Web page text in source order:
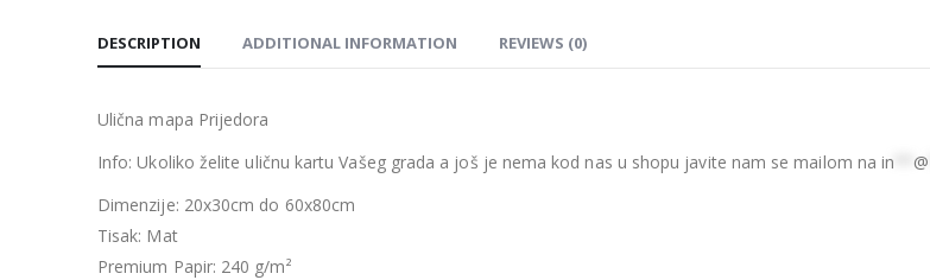
DESCRIPTION ADDITIONAL INFORMATION REVIEWS (0)
Ulična mapa Prijedora
Info: Ukoliko želite uličnu kartu Vašeg grada a još je nema kod nas u shopu javite nam se mailom nain @
Dimenzije: 20x30cm do 60x80cm
Tisak: Mat
Premium Papir: 240 g/m²